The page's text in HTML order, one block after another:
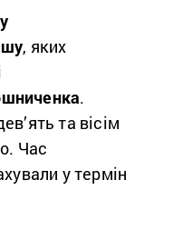
, яких
.
та вісім
Час
у термін